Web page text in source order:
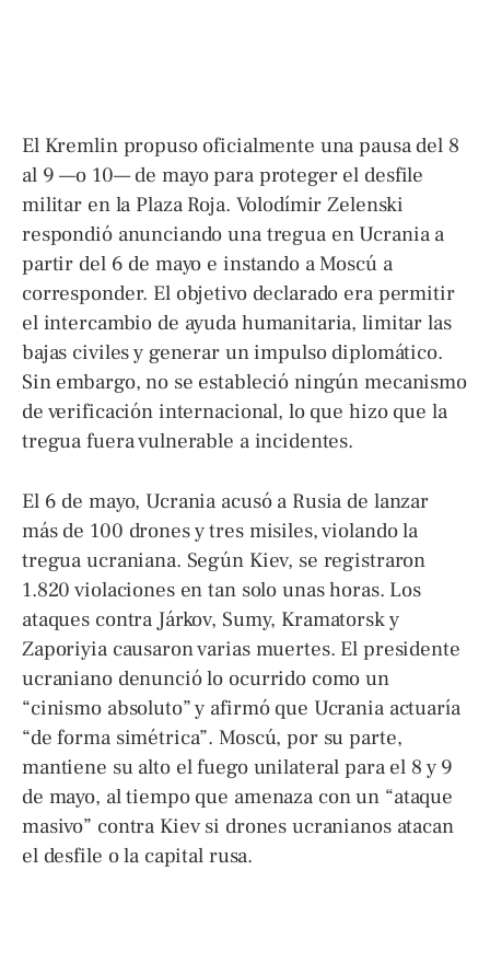
El Kremlin propuso oficialmente una pausa del 8
al 9 —o 10— de mayo para proteger el desfile
militar en la Plaza Roja. Volodímir Zelenski
respondió anunciando una tregua en Ucrania a
partir del 6 de mayo e instando a Moscú a
corresponder. El objetivo declarado era permitir
el intercambio de ayuda humanitaria, limitar las
bajas civiles y generar un impulso diplomático.
Sin embargo, no se estableció ningún mecanismo
de verificación internacional, lo que hizo que la
tregua fuera vulnerable a incidentes.
El 6 de mayo, Ucrania acusó a Rusia de lanzar
más de 100 drones y tres misiles, violando la
tregua ucraniana. Según Kiev, se registraron
1.820 violaciones en tan solo unas horas. Los
ataques contra Járkov, Sumy, Kramatorsk y
Zaporiyia causaron varias muertes. El presidente
ucraniano denunció lo ocurrido como un
“cinismo absoluto” y afirmó que Ucrania actuaría
“de forma simétrica”. Moscú, por su parte,
mantiene su alto el fuego unilateral para el 8 y 9
de mayo, al tiempo que amenaza con un “ataque
masivo” contra Kiev si drones ucranianos atacan
el desfile o la capital rusa.